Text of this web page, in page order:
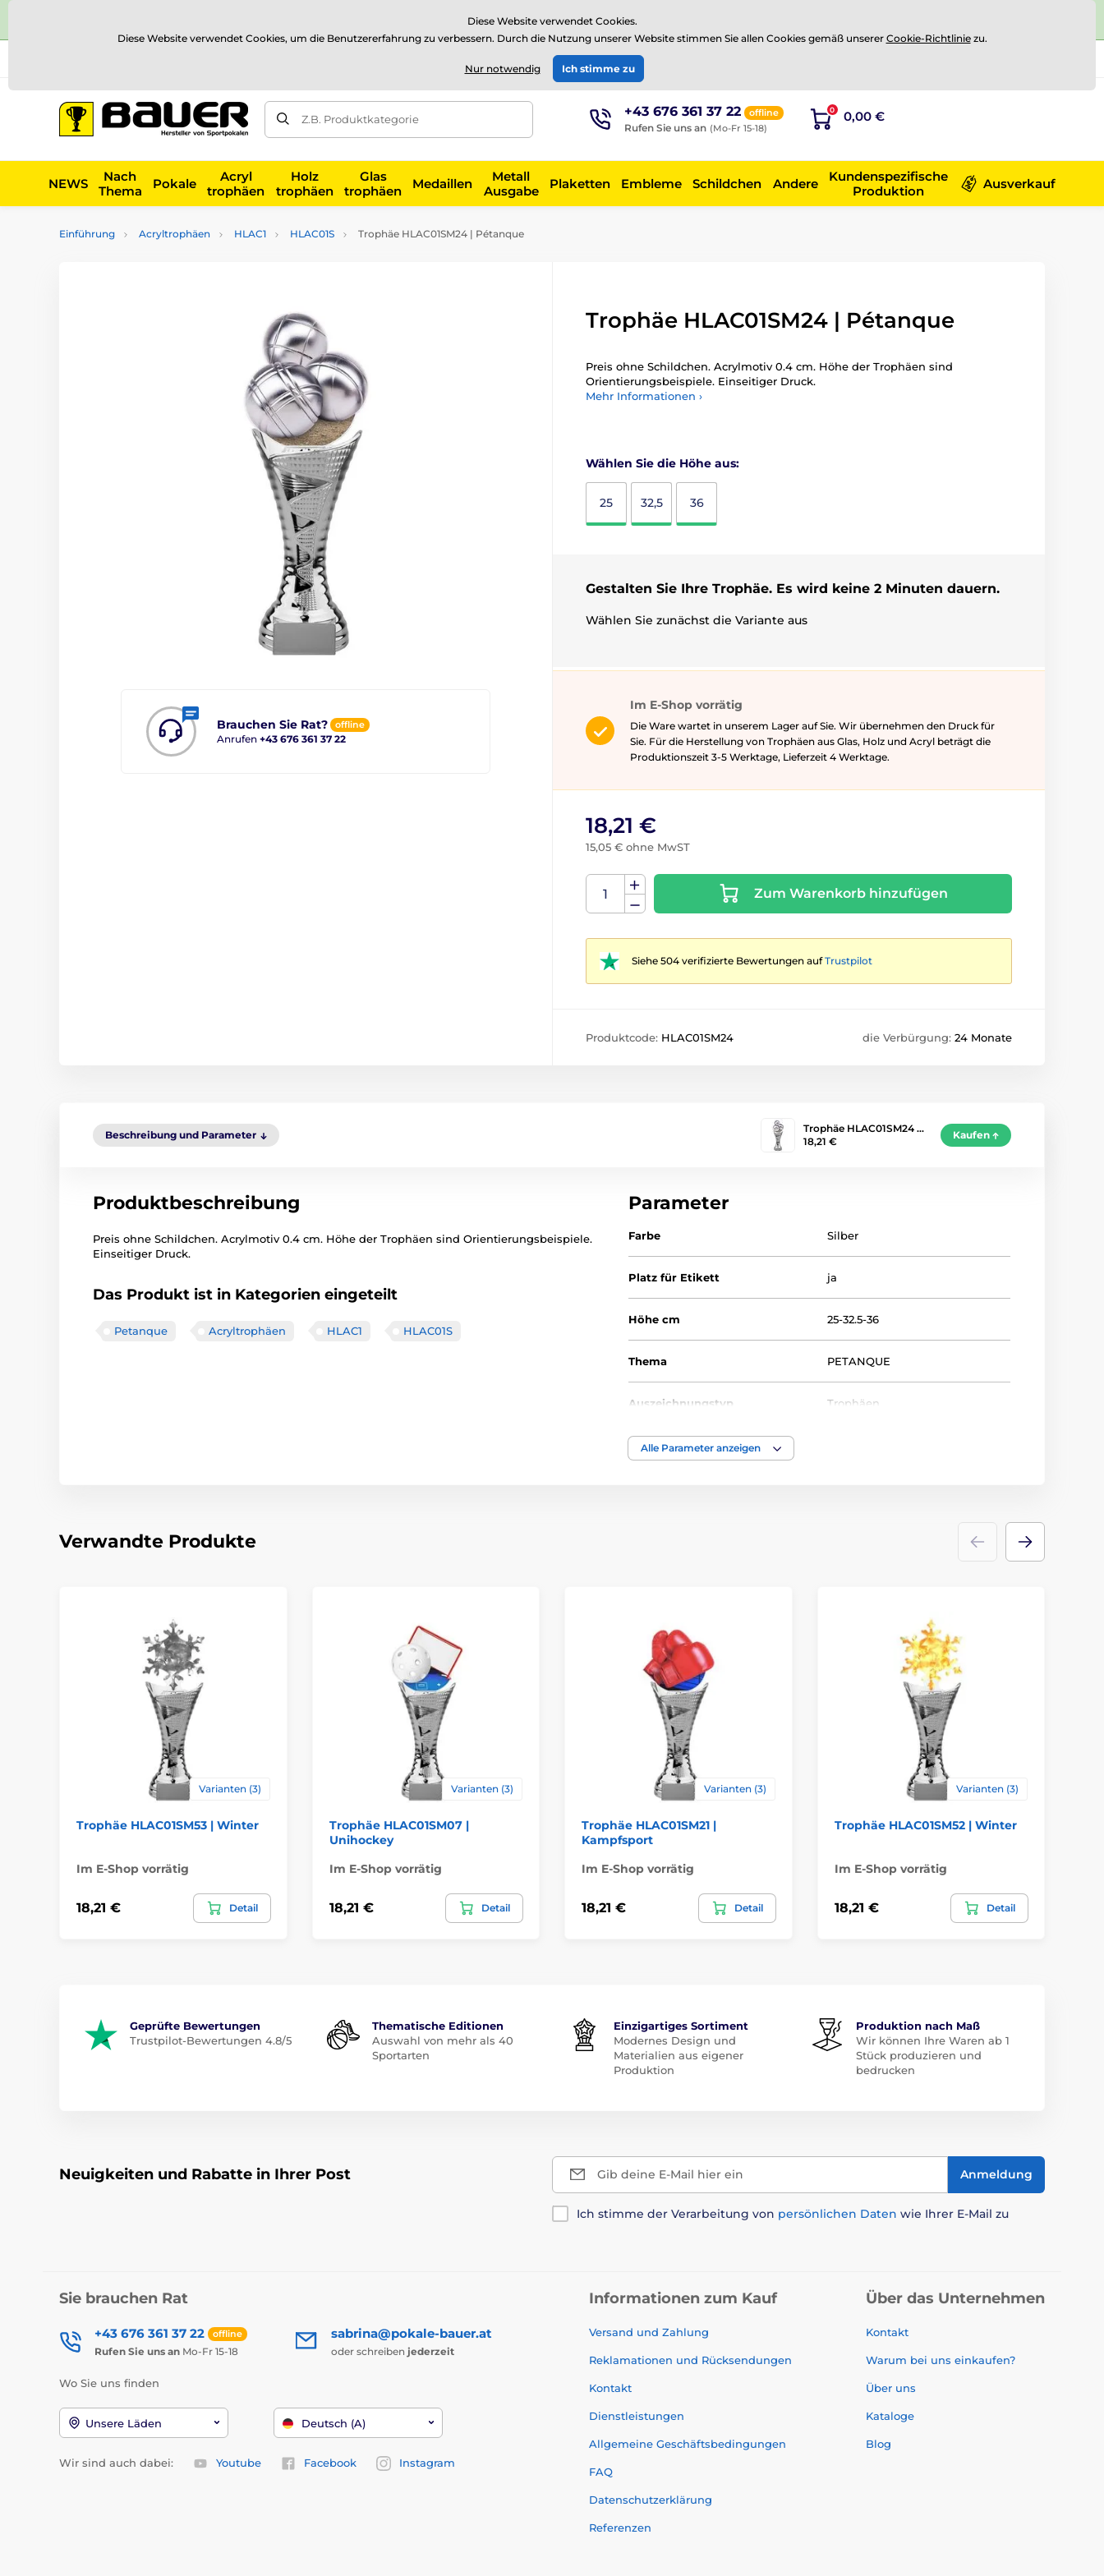
⭐Siehe 504 verifizierte Bewertungen aufTrustpilot
EUR
Z.B. Produktkategorie +43 676 361 37 22 offline
Rufen Sie uns an (Mo-Fr 15-18)
0 0,00 €
NEWS
Nach
Thema
Pokale
Acryl
trophäen
Holz
trophäen
Glas
trophäen
Medaillen
Metall
Ausgabe
Plaketten Embleme Schildchen Andere
Kundenspezifische
Produktion
Ausverkauf
Einführung Acryltrophäen HLAC1 HLAC01S Trophäe HLAC01SM24 | Pétanque
Brauchen Sie Rat? offline
Anrufen +43 676 361 37 22
Trophäe HLAC01SM24 | Pétanque
Preis ohne Schildchen. Acrylmotiv 0.4 cm. Höhe der Trophäen sind
Orientierungsbeispiele. Einseitiger Druck.
Mehr Informationen ›
Wählen Sie die Höhe aus:
25 32,5 36
Gestalten Sie Ihre Trophäe. Es wird keine 2 Minuten dauern.
Wählen Sie zunächst die Variante aus
Im E-Shop vorrätig
Die Ware wartet in unserem Lager auf Sie. Wir übernehmen den Druck für
Sie. Für die Herstellung von Trophäen aus Glas, Holz und Acryl beträgt die
Produktionszeit 3-5 ​​Werktage, Lieferzeit 4 Werktage.
18,21 €
15,05 € ohne MwST
Zum Warenkorb hinzufügen
Siehe 504 verifizierte Bewertungen aufTrustpilot
Produktcode: HLAC01SM24 die Verbürgung: 24 Monate
Beschreibung und Parameter
Trophäe HLAC01SM24 …
18,21 €
Kaufen
Produktbeschreibung
Preis ohne Schildchen. Acrylmotiv 0.4 cm. Höhe der Trophäen sind Orientierungsbeispiele.
Einseitiger Druck.
Das Produkt ist in Kategorien eingeteilt
Petanque Acryltrophäen HLAC1 HLAC01S
Parameter
Farbe Silber
Platz für Etikett ja
Höhe cm 25-32.5-36
Thema PETANQUE
Auszeichnungstyp Trophäen
Material
Alle Parameter anzeigen
Verwandte Produkte
Varianten (3)
Trophäe HLAC01SM53 | Winter
Im E-Shop vorrätig
18,21 € Detail
Varianten (3)
Trophäe HLAC01SM07 |
Unihockey
Im E-Shop vorrätig
18,21 € Detail
Varianten (3)
Trophäe HLAC01SM21 |
Kampfsport
Im E-Shop vorrätig
18,21 € Detail
Varianten (3)
Trophäe HLAC01SM52 | Winter
Im E-Shop vorrätig
18,21 € Detail
Geprüfte Bewertungen
Trustpilot-Bewertungen 4.8/5
Thematische Editionen
Auswahl von mehr als 40
Sportarten
Einzigartiges Sortiment
Modernes Design und
Materialien aus eigener
Produktion
Produktion nach Maß
Wir können Ihre Waren ab 1
Stück produzieren und
bedrucken
Neuigkeiten und Rabatte in Ihrer Post Gib deine E-Mail hier ein Anmeldung
Ich stimme der Verarbeitung von persönlichen Daten wie Ihrer E-Mail zu
Sie brauchen Rat
+43 676 361 37 22 offline
Rufen Sie uns an Mo-Fr 15-18
sabrina@pokale-bauer.at
oder schreiben jederzeit
Wo Sie uns finden
Unsere Läden Deutsch (A)
Wir sind auch dabei: Youtube Facebook Instagram
Informationen zum Kauf
Versand und Zahlung
Reklamationen und Rücksendungen
Kontakt
Dienstleistungen
Allgemeine Geschäftsbedingungen
FAQ
Datenschutzerklärung
Referenzen
Über das Unternehmen
Kontakt
Warum bei uns einkaufen?
Über uns
Kataloge
Blog
Diese Website verwendet Cookies.
Diese Website verwendet Cookies, um die Benutzererfahrung zu verbessern. Durch die Nutzung unserer Website stimmen Sie allen Cookies gemäß unserer Cookie-Richtliniezu.
Nur notwendig Ich stimme zu